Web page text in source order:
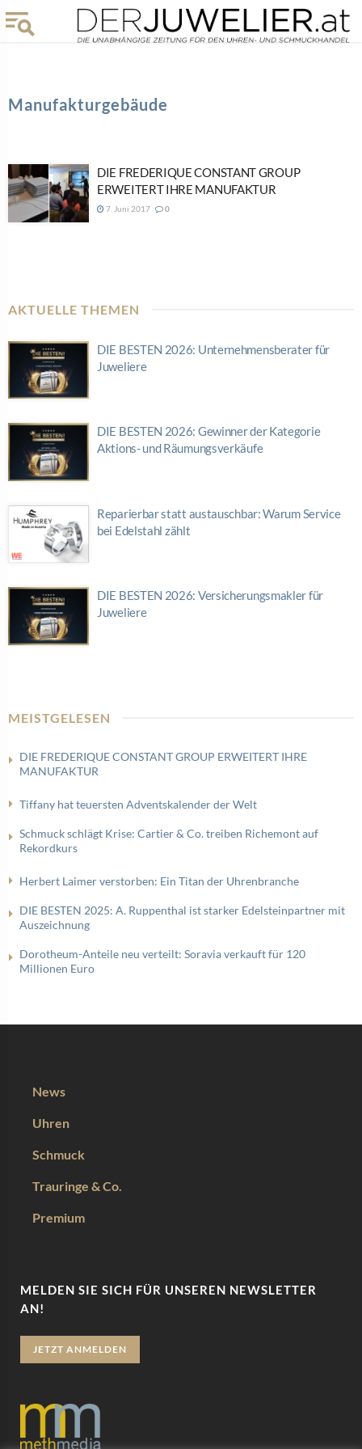
Manufakturgebäude
DIE FREDERIQUE CONSTANT GROUP
ERWEITERT IHRE MANUFAKTUR
7. Juni 2017 0
AKTUELLE THEMEN
DIE BESTEN 2026: Unternehmensberater für
Juweliere
DIE BESTEN 2026: Gewinner der Kategorie
Aktions- und Räumungsverkäufe
Reparierbar statt austauschbar: Warum Service
bei Edelstahl zählt
DIE BESTEN 2026: Versicherungsmakler für
Juweliere
MEISTGELESEN
DIE FREDERIQUE CONSTANT GROUP ERWEITERT IHRE
MANUFAKTUR
Tiffany hat teuersten Adventskalender der Welt
Schmuck schlägt Krise: Cartier & Co. treiben Richemont auf
Rekordkurs
Herbert Laimer verstorben: Ein Titan der Uhrenbranche
DIE BESTEN 2025: A. Ruppenthal ist starker Edelsteinpartner mit
Auszeichnung
Dorotheum-Anteile neu verteilt: Soravia verkauft für 120
Millionen Euro
News
Uhren
Schmuck
Trauringe & Co.
Premium
MELDEN SIE SICH FÜR UNSEREN NEWSLETTER
AN!
JETZT ANMELDEN